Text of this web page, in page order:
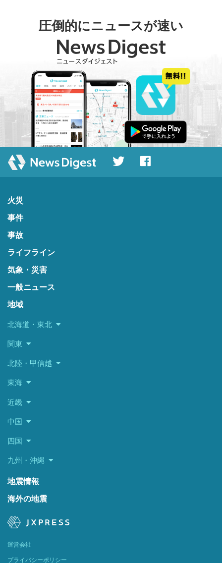
圧倒的にニュースが速い
火災
事件
事故
ライフライン
気象・災害
一般ニュース
地域
北海道・東北
関東
北陸・甲信越
東海
近畿
中国
四国
九州・沖縄
地震情報
海外の地震
運営会社
プライバシーポリシー